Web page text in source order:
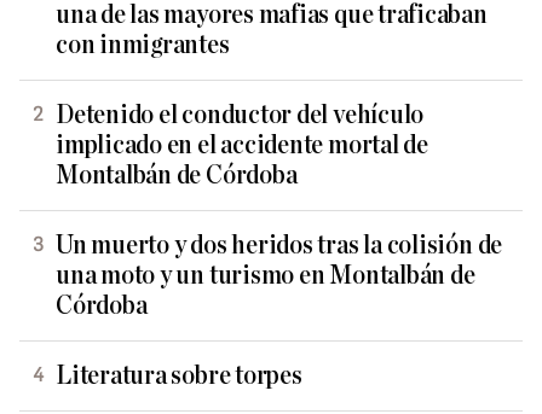
una de las mayores mafias que traficaban
con inmigrantes
Detenido el conductor del vehículo
implicado en el accidente mortal de
Montalbán de Córdoba
Un muerto y dos heridos tras la colisión de
una moto y un turismo en Montalbán de
Córdoba
Literatura sobre torpes